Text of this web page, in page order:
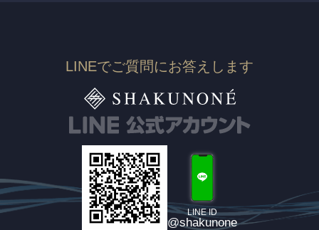
LINEでご質問にお答えします
LINE ID
@shakunone